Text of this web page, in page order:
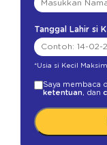
Tanggal Lahir si
*Usia si Kecil
Saya membaca
ketentuan, dan